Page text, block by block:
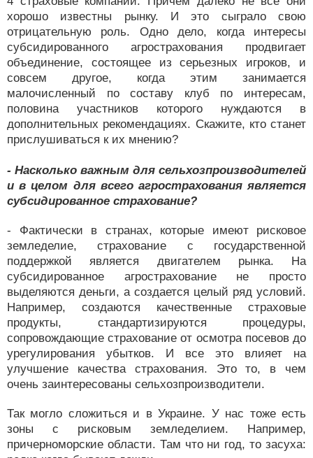
хорошо известны рынку. И это сыграло свою
отрицательную роль. Одно дело, когда интересы
субсидированного агрострахования продвигает
объединение, состоящее из серьезных игроков, и
совсем другое, когда этим занимается
малочисленный по составу клуб по интересам,
половина участников которого нуждаются в
дополнительных рекомендациях. Скажите, кто станет
прислушиваться к их мнению?
- Насколько важным для сельхозпроизводителей
и в целом для всего агрострахования является
субсидированное страхование?
- Фактически в странах, которые имеют рисковое
земледелие, страхование с государственной
поддержкой является двигателем рынка. На
субсидированное агрострахование не просто
выделяются деньги, а создается целый ряд условий.
Например, создаются качественные страховые
продукты, стандартизируются процедуры,
сопровождающие страхование от осмотра посевов до
урегулирования убытков. И все это влияет на
улучшение качества страхования. Это то, в чем
очень заинтересованы сельхозпроизводители.
Так могло сложиться и в Украине. У нас тоже есть
зоны с рисковым земледелием. Например,
причерноморские области. Там что ни год, то засуха: